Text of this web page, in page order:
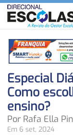
Especial
Como
ensino?
Por Rafa Ella
Em 6 set, 2024